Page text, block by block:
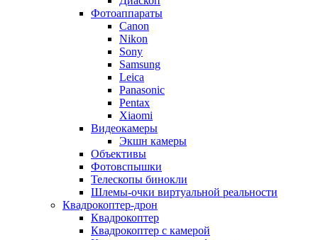
Фотоаппараты
Canon
Nikon
Sony
Samsung
Leica
Panasonic
Pentax
Xiaomi
Видеокамеры
Экшн камеры
Объективы
Фотовспышки
Телескопы бинокли
Шлемы-очки виртуальной реальности
Квадрокоптер-дрон
Квадрокоптер
Квадрокоптер с камерой